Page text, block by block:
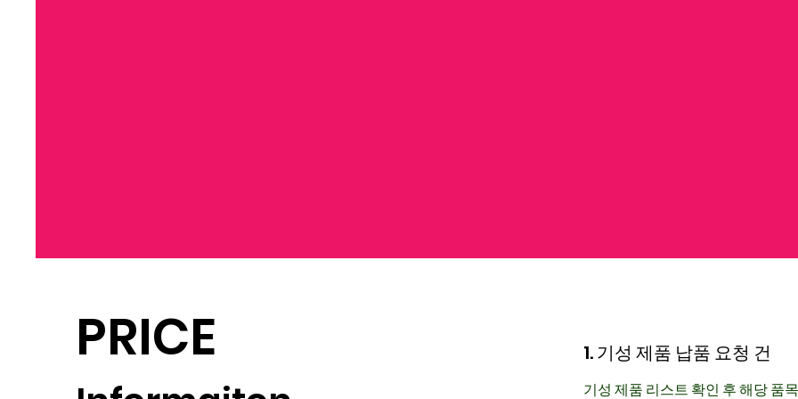
PRICE 1. 기성 제품 납품 요청 건
기성 제품 리스트 확인 후 해당 품